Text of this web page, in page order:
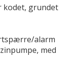
kodet, grundet
alarm
med